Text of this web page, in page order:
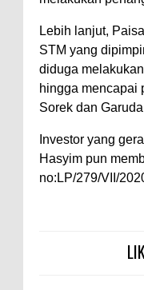
Lebih lanjut,
STM yang
diduga
hingga mencapai
Sorek dan
Investor yang
Hasyim pun
no:LP/279/VII/